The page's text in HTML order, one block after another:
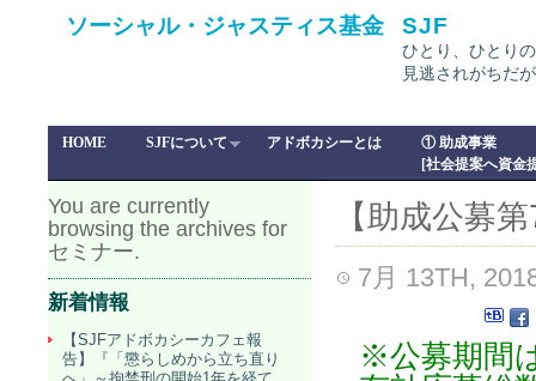
ソーシャル・ジャスティス基金 SJF
ひとり、ひとり
見逃されがちだ
HOME SJFについて アドボカシーとは
① 助成事業
[社会提案へ資金
【助成公募
7月 13TH,
※公募期間
You are currently
browsing the archives for
セミナー.
新着情報
【SJFアドボカシーカフェ報
告】『「懲らしめから立ち直り